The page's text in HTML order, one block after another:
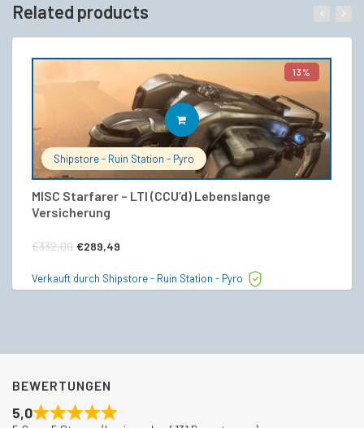
Related products
13%
Shipstore - Ruin Station - Pyro
MISC Starfarer – LTI (CCU’d) Lebenslange
Versicherung
€332,00 Ursprünglicher
war:
€289,49
ist:
IN DEN WARENKORB
Verkauft durch Shipstore - Ruin Station - Pyro
BEWERTUNGEN
5,0